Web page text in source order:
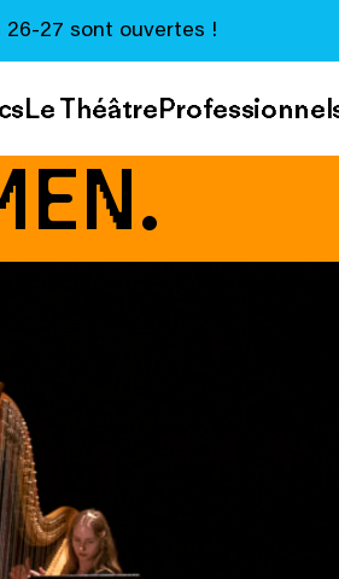
26-27 sont ouvertes !
Le Théâtre